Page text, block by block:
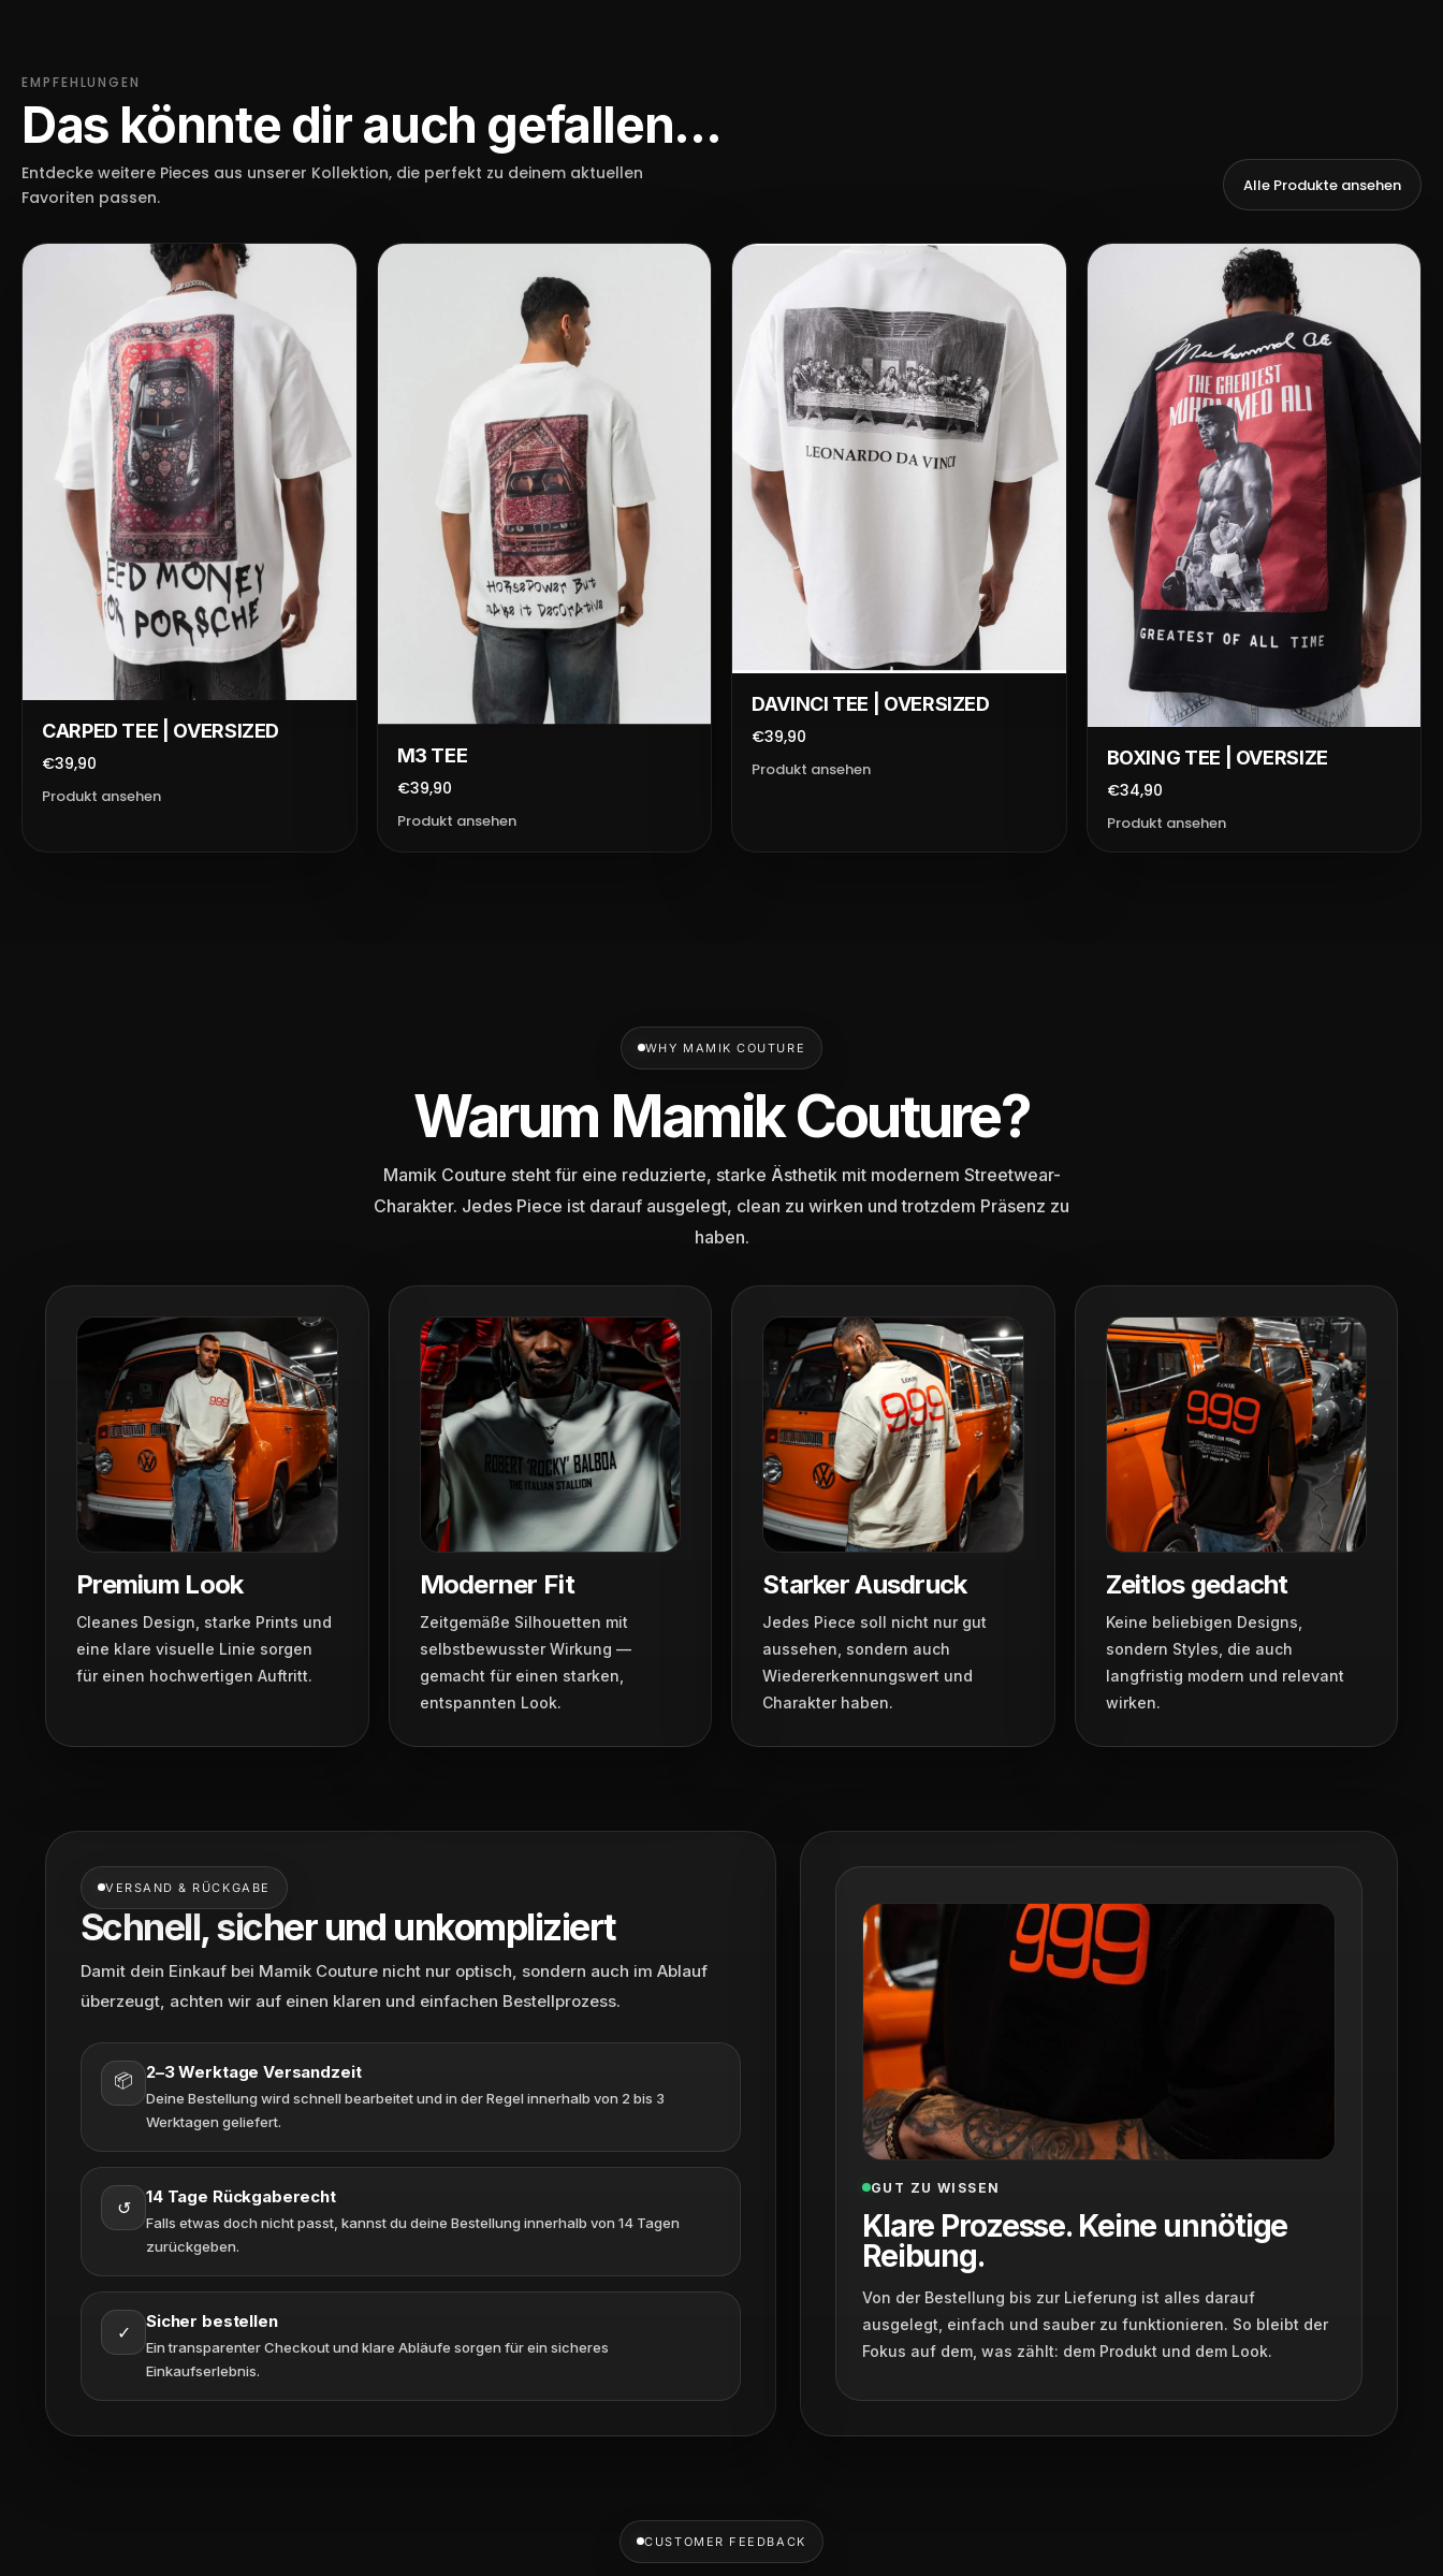
EMPFEHLUNGEN
Das könnte dir auch gefallen…
Entdecke weitere Pieces aus unserer Kollektion, die perfekt zu deinem aktuellen
Favoriten passen.
Alle Produkte ansehen
CARPED TEE | OVERSIZED
€39,90
Produkt ansehen
M3 TEE
€39,90
Produkt ansehen
DAVINCI TEE | OVERSIZED
€39,90
Produkt ansehen
BOXING TEE | OVERSIZE
€34,90
Produkt ansehen
WHY MAMIK COUTURE
Warum Mamik Couture?
Mamik Couture steht für eine reduzierte, starke Ästhetik mit modernem Streetwear-
Charakter. Jedes Piece ist darauf ausgelegt, clean zu wirken und trotzdem Präsenz zu
haben.
Premium Look
Cleanes Design, starke Prints und
eine klare visuelle Linie sorgen
für einen hochwertigen Auftritt.
Moderner Fit
Zeitgemäße Silhouetten mit
selbstbewusster Wirkung —
gemacht für einen starken,
entspannten Look.
Starker Ausdruck
Jedes Piece soll nicht nur gut
aussehen, sondern auch
Wiedererkennungswert und
Charakter haben.
Zeitlos gedacht
Keine beliebigen Designs,
sondern Styles, die auch
langfristig modern und relevant
wirken.
VERSAND & RÜCKGABE
Schnell, sicher und unkompliziert
Damit dein Einkauf bei Mamik Couture nicht nur optisch, sondern auch im Ablauf
überzeugt, achten wir auf einen klaren und einfachen Bestellprozess.
📦 2–3 Werktage Versandzeit
Deine Bestellung wird schnell bearbeitet und in der Regel innerhalb von 2 bis 3
Werktagen geliefert.
↺
14 Tage Rückgaberecht
Falls etwas doch nicht passt, kannst du deine Bestellung innerhalb von 14 Tagen
zurückgeben.
✓
Sicher bestellen
Ein transparenter Checkout und klare Abläufe sorgen für ein sicheres
Einkaufserlebnis.
GUT ZU WISSEN
Klare Prozesse. Keine unnötige
Reibung.
Von der Bestellung bis zur Lieferung ist alles darauf
ausgelegt, einfach und sauber zu funktionieren. So bleibt der
Fokus auf dem, was zählt: dem Produkt und dem Look.
CUSTOMER FEEDBACK